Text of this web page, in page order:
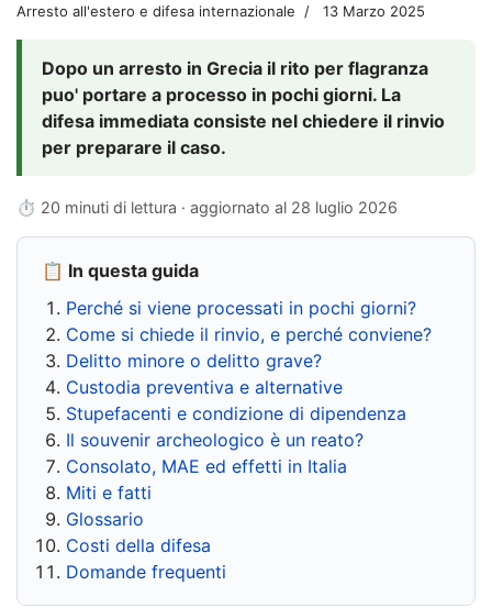
Arresto all'estero e difesa internazionale 13 Marzo 2025
Dopo un arresto in Grecia il rito per flagranza
puo' portare a processo in pochi giorni. La
difesa immediata consiste nel chiedere il rinvio
per preparare il caso.
⏱ 20 minuti di lettura · aggiornato al 28 luglio 2026
📋 In questa guida
Perché si viene processati in pochi giorni?
Come si chiede il rinvio, e perché conviene?
Delitto minore o delitto grave?
Custodia preventiva e alternative
Stupefacenti e condizione di dipendenza
Il souvenir archeologico è un reato?
Consolato, MAE ed effetti in Italia
Miti e fatti
Glossario
Costi della difesa
Domande frequenti